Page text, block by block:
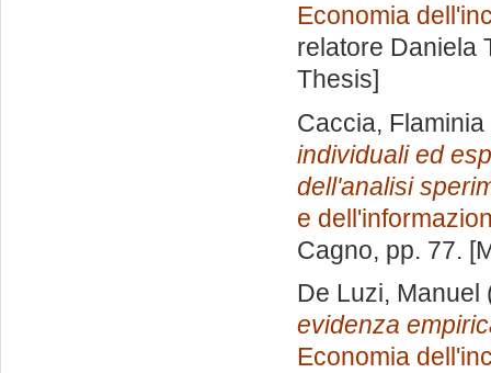
Economia
relatore Daniela
Thesis]
Caccia, Flaminia
individuali ed
dell'analisi
e
Cagno, pp. 77.
De Luzi, Manuel
evidenza
Economia